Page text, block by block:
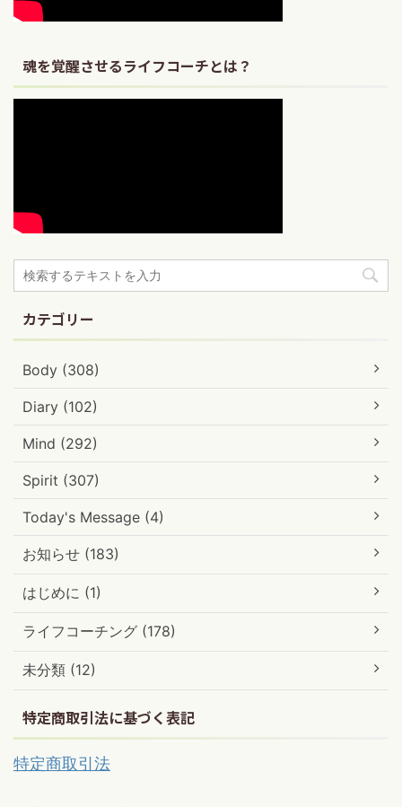
魂を覚醒させるライフコーチとは？
カテゴリー
Body (308)
Diary (102)
Mind (292)
Spirit (307)
Today's Message (4)
お知らせ (183)
はじめに (1)
ライフコーチング (178)
未分類 (12)
特定商取引法に基づく表記
特定商取引法